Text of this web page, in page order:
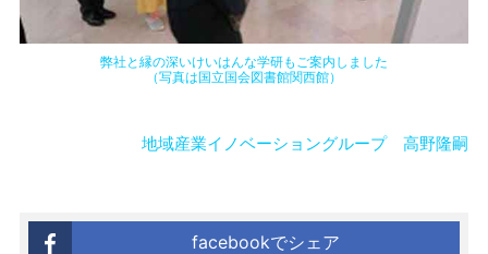
弊社と縁の深いけいはんな学研もご案内しました
（写真は国立国会図書館関西館）
地域産業イノベーショングループ 高野隆嗣
facebookでシェア